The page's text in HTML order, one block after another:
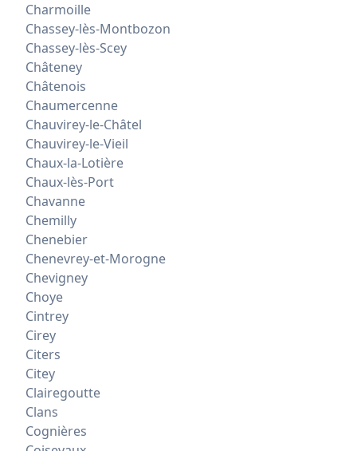
Charmoille
Chassey-lès-Montbozon
Chassey-lès-Scey
Châteney
Châtenois
Chaumercenne
Chauvirey-le-Châtel
Chauvirey-le-Vieil
Chaux-la-Lotière
Chaux-lès-Port
Chavanne
Chemilly
Chenebier
Chenevrey-et-Morogne
Chevigney
Choye
Cintrey
Cirey
Citers
Citey
Clairegoutte
Clans
Cognières